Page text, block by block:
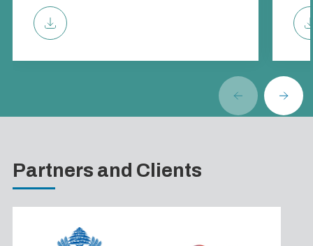
Partners and Clients